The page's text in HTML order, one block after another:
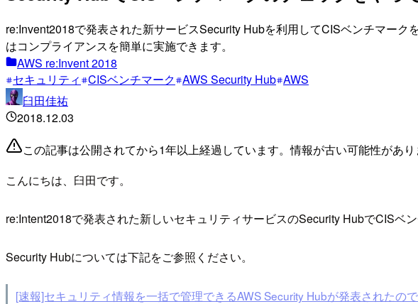
re:Invent2018で発表された新サービスSecurity Hubを利用してCISベンチマー
はコンプライアンスを簡単に実施できます。
AWS re:Invent 2018
セキュリティ CISベンチマーク AWS Security Hub AWS
臼田佳祐
2018.12.03
この記事は公開されてから1年以上経過しています。情報が古い可能性があり
こんにちは、臼田です。
re:Intent2018で発表された新しいセキュリティサービスのSecurity HubでCISベ
Security Hubについては下記をご参照ください。
[速報]セキュリティ情報を一括で管理できるAWS Security Hubが発表されたの